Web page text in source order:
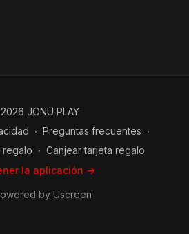
JONU PLAY
∙ Preguntas frecuentes ∙
regalo ∙ Canjear tarjeta regalo
la aplicación ->
by Uscreen